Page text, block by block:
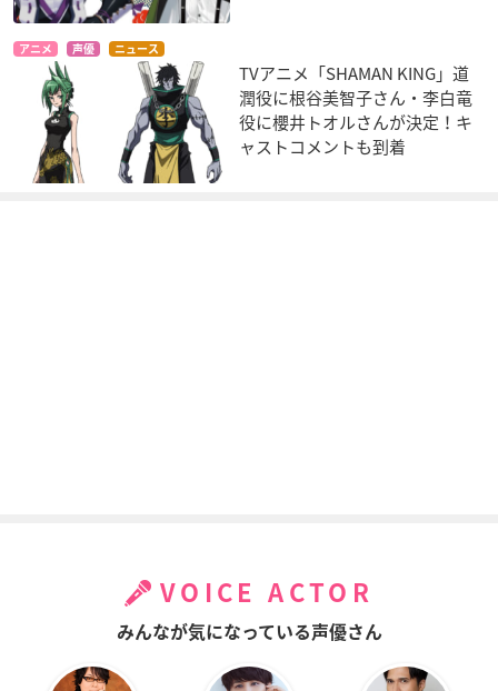
アニメ 声優 ニュース
TVアニメ「SHAMAN KING」道
潤役に根谷美智子さん・李白竜
役に櫻井トオルさんが決定！キ
ャストコメントも到着
VOICE ACTOR
みんなが気になっている声優さん